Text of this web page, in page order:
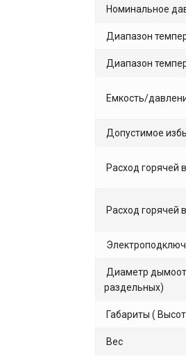
Номинальное
Диапазон
Диапазон
Емкость/
Допустимое
Расход горячей
Расход горячей
Диаметр
раздельных)
Габариты (
Вес